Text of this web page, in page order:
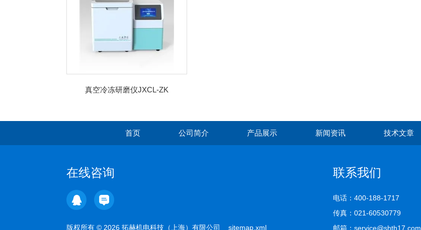
真空冷冻研磨仪JXCL-ZK
首页 公司简介 产品展示 新闻资讯 技术文章
在线咨询
版权所有 © 2026 拓赫机电科技（上海）有限公司 sitemap.xml
联系我们
电话：400-188-1717
传真：021-60530779
邮箱：service@shth17.com